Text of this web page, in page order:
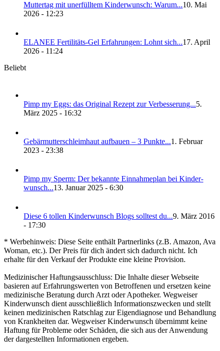
Mut­ter­tag mit uner­füll­tem Kin­der­wunsch: War­um...10. Mai
2026 - 12:23
ELANEE Fer­ti­li­täts-Gel Erfah­run­gen: Lohnt sich...17. April
2026 - 11:24
Beliebt
Pimp my Eggs: das Ori­gi­nal Rezept zur Ver­bes­se­rung...5.
März 2025 - 16:32
Gebär­mut­ter­schleim­haut auf­bau­en – 3 Punk­te...1. Februar
2023 - 23:38
Pimp my Sperm: Der bekann­te Ein­nah­me­plan bei Kin­der­
wunsch...13. Januar 2025 - 6:30
Die­se 6 tol­len Kin­der­wunsch Blogs soll­test du...9. März 2016
- 17:30
* Werbehinweis: Diese Seite enthält Partnerlinks (z.B. Amazon, Ava
Woman, etc.). Der Preis für dich ändert sich dadurch nicht. Ich
erhalte für den Verkauf der Produkte eine kleine Provision.
Medizinischer Haftungsausschluss: Die Inhalte dieser Webseite
basieren auf Erfahrungswerten von Betroffenen und ersetzen keine
medizinische Beratung durch Arzt oder Apotheker. Wegweiser
Kinderwunsch dient ausschließlich Informationszwecken und stellt
keinen medizinischen Ratschlag zur Eigendiagnose und Behandlung
von Krankheiten dar. Wegweiser Kinderwunsch übernimmt keine
Haftung für Probleme oder Schäden, die sich aus der Anwendung
der dargestellten Informationen ergeben.